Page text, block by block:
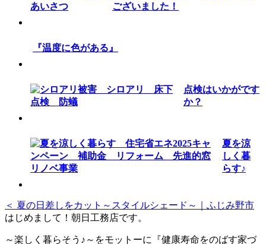
ございました！
『温度に色がある』
点検はいかがです
か？
夏を涼
しく暮
らす♪
＜ 夏の日差しをカット～スタイルシェード～｜ふじみ野市
はじめまして！朝日工務店です。
～楽しく暮らそう♪～をモットーに『健康寿命をのばす家づ